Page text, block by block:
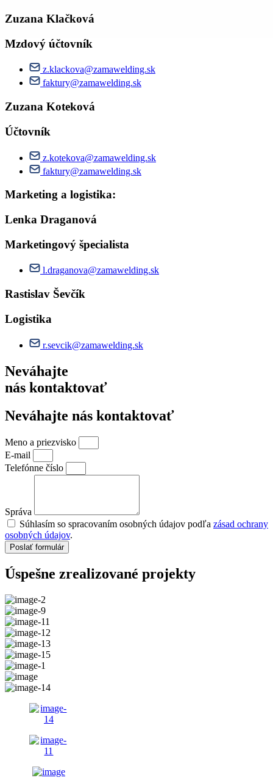
Zuzana Klačková
Mzdový účtovník
z.klackova@zamawelding.sk
faktury@zamawelding.sk
Zuzana Koteková
Účtovník
z.kotekova@zamawelding.sk
faktury@zamawelding.sk
Marketing a logistika:
Lenka Draganová
Marketingový špecialista
l.draganova@zamawelding.sk
Rastislav Ševčík
Logistika
r.sevcik@zamawelding.sk
Neváhajte
nás kontaktovať
Neváhajte nás kontaktovať
Meno a priezvisko
E-mail
Telefónne číslo
Správa
Súhlasím so spracovaním osobných údajov podľa zásad ochrany
osobných údajov.
Poslať formulár
Úspešne zrealizované projekty